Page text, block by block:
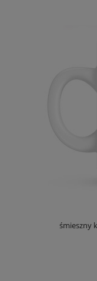
śmieszny